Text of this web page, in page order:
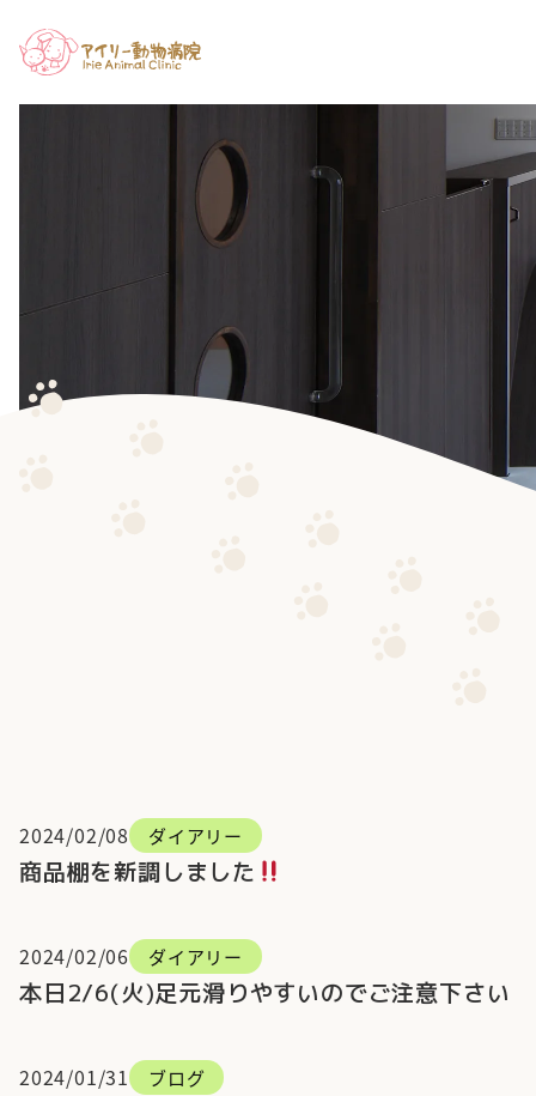
商品棚を新調しました
2024/02/08 ダイアリー
本日2/6(火)足元滑りやすいのでご注意下さい
2024/02/06 ダイアリー
2024/01/31 ブログ